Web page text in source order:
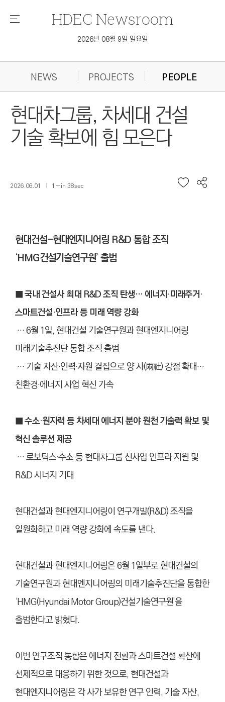
메
HDEC Newsroom
2026년 08월 9일 일요일
NEWS PROJECTS PEOPLE
현대차그룹, 차세대 건설
기술 확보에 힘 모은다
2026.06.01 1min 38sec
현대건설-현대엔지니어링 R&D 통합 조직
‘HMG건설기술연구원’ 출범
■ 국내 건설사 최대 R&D 조직 탄생… 에너지·미래주거·
스마트건설·인프라 등 미래 역량 강화
… 6월 1일, 현대건설 기술연구원과 현대엔지니어링
미래기술추진단 통합 조직 출범
… 기술 자산·인력·자원 결집으로 양 사(兩社) 강점 확대…
친환경·에너지 사업 혁신 가속
■ 수소·원자력 등 차세대 에너지 분야 원천 기술력 확보 및
혁신 솔루션 제공
… 로보틱스·수소 등 현대차그룹 신사업 인프라 지원 및
R&D 시너지 기대
현대건설과 현대엔지니어링이 연구개발(R&D) 조직을
일원화하고 미래 역량 강화에 속도를 낸다.
현대건설과 현대엔지니어링은 6월 1일부로 현대건설의
기술연구원과 현대엔지니어링의 미래기술추진단을 통합한
‘HMG(Hyundai Motor Group)건설기술연구원’을
출범한다고 밝혔다.
이번 연구조직 통합은 에너지 전환과 스마트건설 확산에
선제적으로 대응하기 위한 것으로, 현대건설과
현대엔지니어링은 각 사가 보유한 연구 인력, 기술 자산,